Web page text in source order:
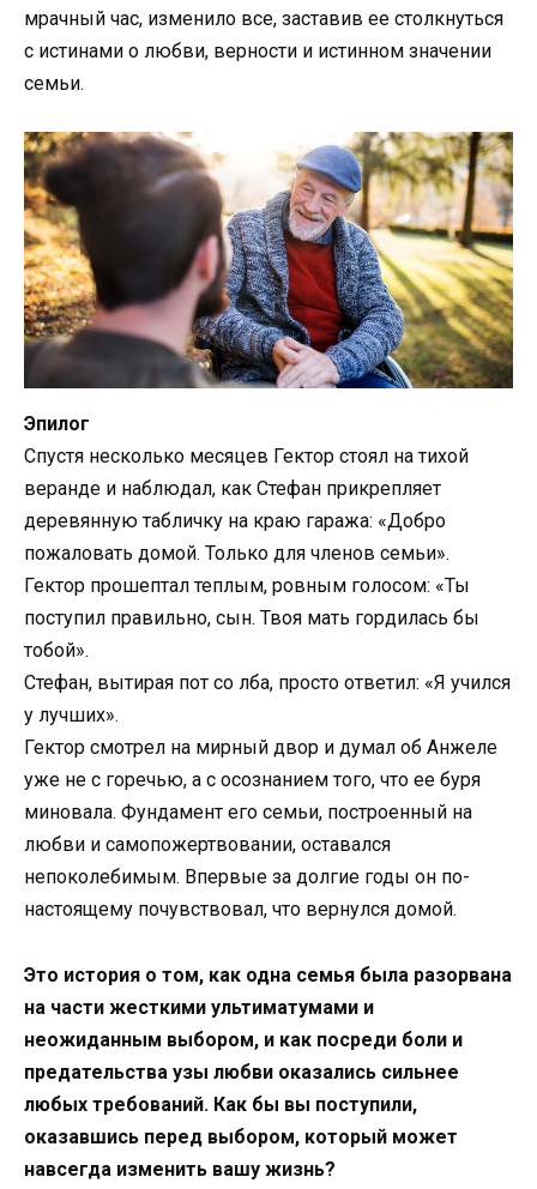
мрачный час, изменило все, заставив ее столкнуться
с истинами о любви, верности и истинном значении
семьи.
Эпилог
Спустя несколько месяцев Гектор стоял на тихой
веранде и наблюдал, как Стефан прикрепляет
деревянную табличку на краю гаража: «Добро
пожаловать домой. Только для членов семьи».
Гектор прошептал теплым, ровным голосом: «Ты
поступил правильно, сын. Твоя мать гордилась бы
тобой».
Стефан, вытирая пот со лба, просто ответил: «Я учился
у лучших».
Гектор смотрел на мирный двор и думал об Анжеле
уже не с горечью, а с осознанием того, что ее буря
миновала. Фундамент его семьи, построенный на
любви и самопожертвовании, оставался
непоколебимым. Впервые за долгие годы он по-
настоящему почувствовал, что вернулся домой.
Это история о том, как одна семья была разорвана
на части жесткими ультиматумами и
неожиданным выбором, и как посреди боли и
предательства узы любви оказались сильнее
любых требований. Как бы вы поступили,
оказавшись перед выбором, который может
навсегда изменить вашу жизнь?